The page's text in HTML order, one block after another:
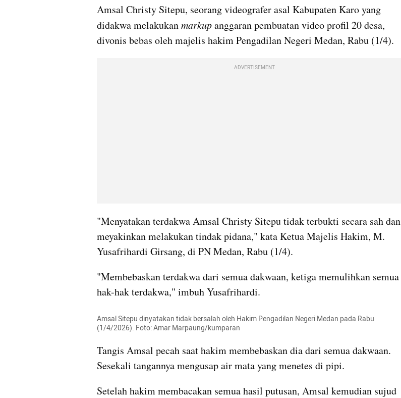
Amsal Christy Sitepu, seorang videografer asal Kabupaten Karo yang
didakwa melakukan markup anggaran pembuatan video profil 20 desa,
divonis bebas oleh majelis hakim Pengadilan Negeri Medan, Rabu (1/4).
ADVERTISEMENT
"Menyatakan terdakwa Amsal Christy Sitepu tidak terbukti secara sah dan
meyakinkan melakukan tindak pidana," kata Ketua Majelis Hakim, M.
Yusafrihardi Girsang, di PN Medan, Rabu (1/4).
"Membebaskan terdakwa dari semua dakwaan, ketiga memulihkan semua
hak-hak terdakwa," imbuh Yusafrihardi.
Amsal Sitepu dinyatakan tidak bersalah oleh Hakim Pengadilan Negeri Medan pada Rabu
(1/4/2026). Foto: Amar Marpaung/kumparan
Tangis Amsal pecah saat hakim membebaskan dia dari semua dakwaan.
Sesekali tangannya mengusap air mata yang menetes di pipi.
Setelah hakim membacakan semua hasil putusan, Amsal kemudian sujud